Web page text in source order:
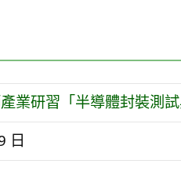
業研習「半導體封裝測
日